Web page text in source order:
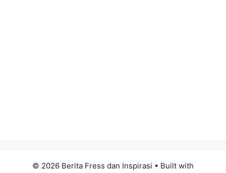
© 2026 Berita Fress dan Inspirasi • Built with